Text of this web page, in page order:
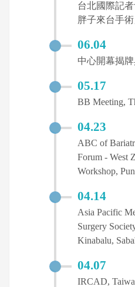
台北國際記
胖子來台手術
06.04
中心開幕揭
05.17
BB Meeting,
04.23
ABC of
Forum - West
Workshop,
04.14
Asia Pacific
Surgery
Kinabalu,
04.07
IRCAD,